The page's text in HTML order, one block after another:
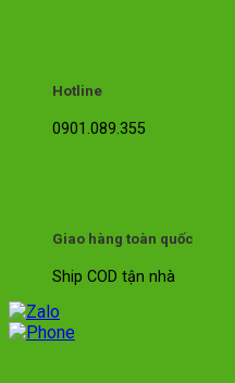
Hotline
0901.089.355
Giao hàng toàn quốc
Ship COD tận nhà